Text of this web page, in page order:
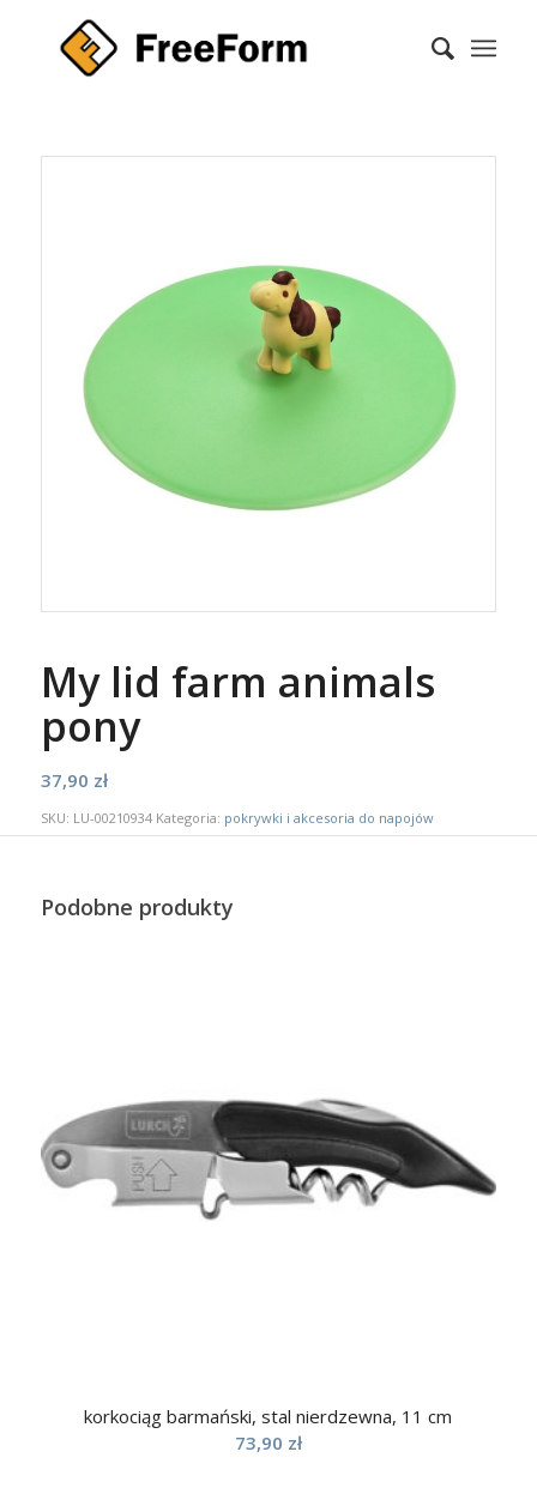
My lid farm animals
pony
37,90 zł
SKU: LU-00210934 Kategoria: pokrywki i akcesoria do napojów
Podobne produkty
korkociąg barmański, stal nierdzewna, 11 cm
73,90 zł